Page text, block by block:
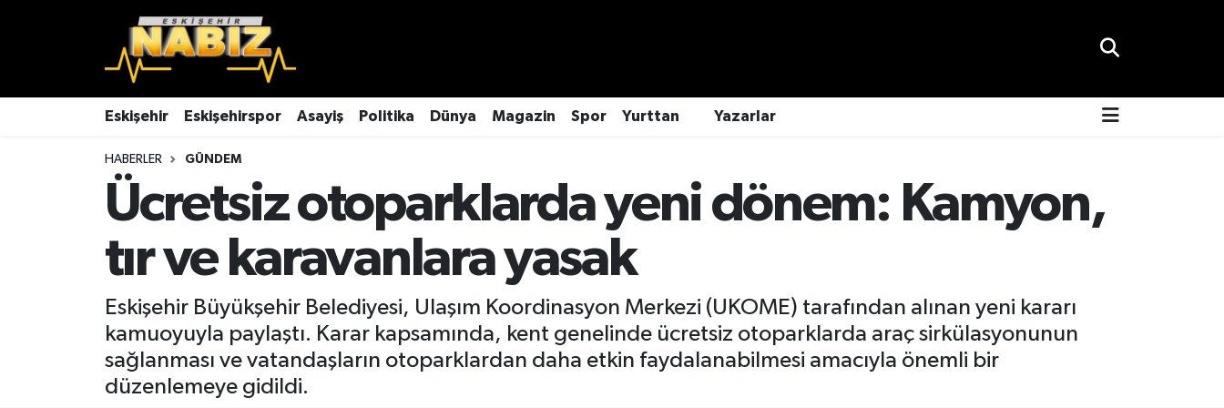
Eskişehir Eskişehirspor Asayiş Politika Dünya Magazin Spor Yurttan Yazarlar
HABERLER GÜNDEM
Ücretsiz otoparklarda yeni dönem: Kamyon,
tır ve karavanlara yasak
Eskişehir Büyükşehir Belediyesi, Ulaşım Koordinasyon Merkezi (UKOME) tarafından alınan yeni kararı
kamuoyuyla paylaştı. Karar kapsamında, kent genelinde ücretsiz otoparklarda araç sirkülasyonunun
sağlanması ve vatandaşların otoparklardan daha etkin faydalanabilmesi amacıyla önemli bir
düzenlemeye gidildi.
Ekonomi
Eskişehir
Eskişehir Hava Durumu
Eskişehir Trafik Yoğunluk Haritası
TFF 3.Lig 4.Grup Puan Durumu ve Fikstür
Tüm Manşetler
Son Dakika Haberleri
Haber Arşivi